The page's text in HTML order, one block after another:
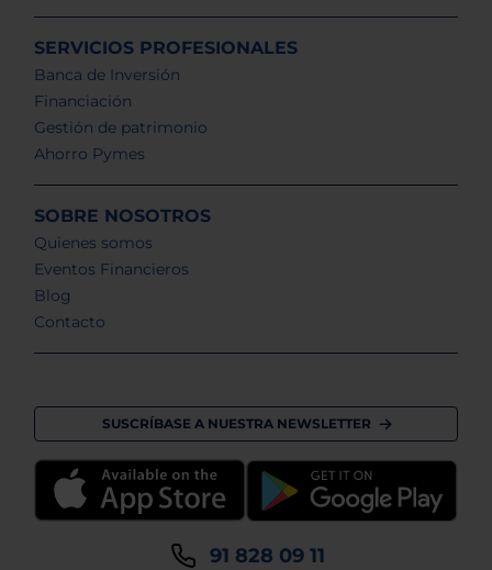
SERVICIOS PROFESIONALES
Banca de Inversión
Financiación
Gestión de patrimonio
Ahorro Pymes
SOBRE NOSOTROS
Quienes somos
Eventos Financieros
Blog
Contacto
SUSCRÍBASE A NUESTRA NEWSLETTER
91 828 09 11